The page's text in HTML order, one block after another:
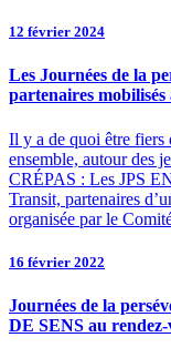
12 février 2024
Les Journées de la
partenaires
Il y a de quoi être fiers
ensemble, autour des
CRÉPAS : Les JPS
Transit, partenaires
organisée par le
16 février 2022
Journées de la
DE SENS au rendez-